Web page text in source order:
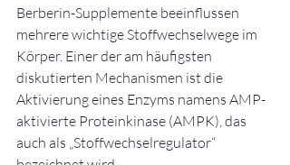
Berberin-Supplemente beeinflussen
mehrere wichtige Stoffwechselwege im
Körper. Einer der am häufigsten
diskutierten Mechanismen ist die
Aktivierung eines Enzyms namens AMP-
aktivierte Proteinkinase (AMPK), das
auch als „Stoffwechselregulator“